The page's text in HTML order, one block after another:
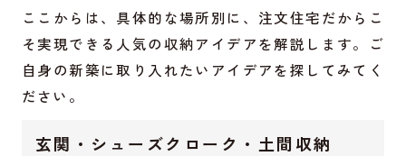
ここからは、具体的な場所別に、注文住宅だからこ
そ実現できる人気の収納アイデアを解説します。ご
自身の新築に取り入れたいアイデアを探してみてく
ださい。
玄関・シューズクローク・土間収納